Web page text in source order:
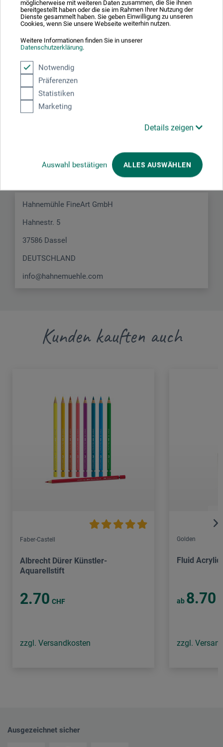
möglicherweise mit weiteren Daten zusammen, die Sie ihnen
bereitgestellt haben oder die sie im Rahmen Ihrer Nutzung der
Dienste gesammelt haben. Sie geben Einwilligung zu unseren
Cookies, wenn Sie unsere Webseite weiterhin nutzen.
Weitere Informationen finden Sie in unserer
Datenschutzerklärung.
Notwendig
Präferenzen
Statistiken
Marketing
Details zeigen
Auswahl bestätigen ALLES AUSWÄHLEN
Produktbewertungen (0)
Schreiben Sie die erste Bewertung zu diesem Produkt
JETZT PRODUKT BEWERTEN
Hier finden Sie die Kontaktdaten des Herstellers zu
diesem Produkt.
Hahnemühle FineArt GmbH
Hahnestr. 5
37586 Dassel
DEUTSCHLAND
info@hahnemuehle.com
Kunden kauften auch
Faber-Castell
Albrecht Dürer Künstler-
Aquarellstift
2.70 CHF
zzgl. Versandkosten
Golden
Fluid
ab 8.70
zzgl.
Ausgezeichnet sicher